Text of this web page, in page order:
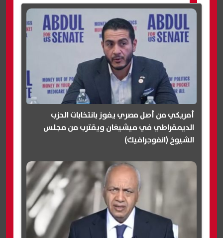
أمريكي من أصل مصري يفوز بانتخابات الحزب
الديمقراطي في ميشيغان ويقترب من مجلس
الشيوخ (انفوجرافيك)